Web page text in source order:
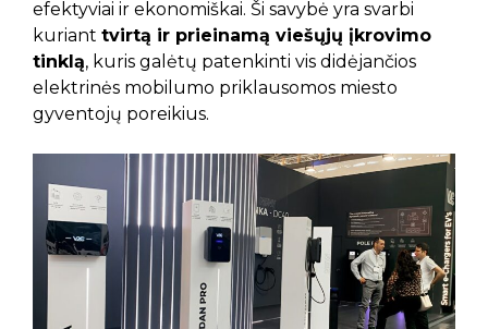
efektyviai ir ekonomiškai. Ši savybė yra svarbi
kuriant tvirtą ir prieinamą viešųjų įkrovimo
tinklą, kuris galėtų patenkinti vis didėjančios
elektrinės mobilumo priklausomos miesto
gyventojų poreikius.